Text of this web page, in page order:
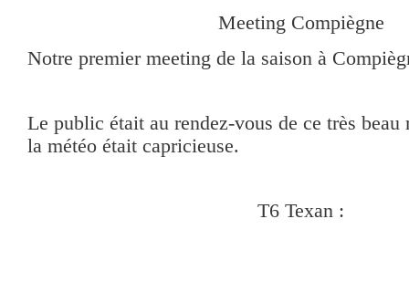
Meeting Compiègne
Notre premier meeting de la saison à
Le public était au rendez-vous de ce très beau
la météo était capricieuse.
T6 Texan :